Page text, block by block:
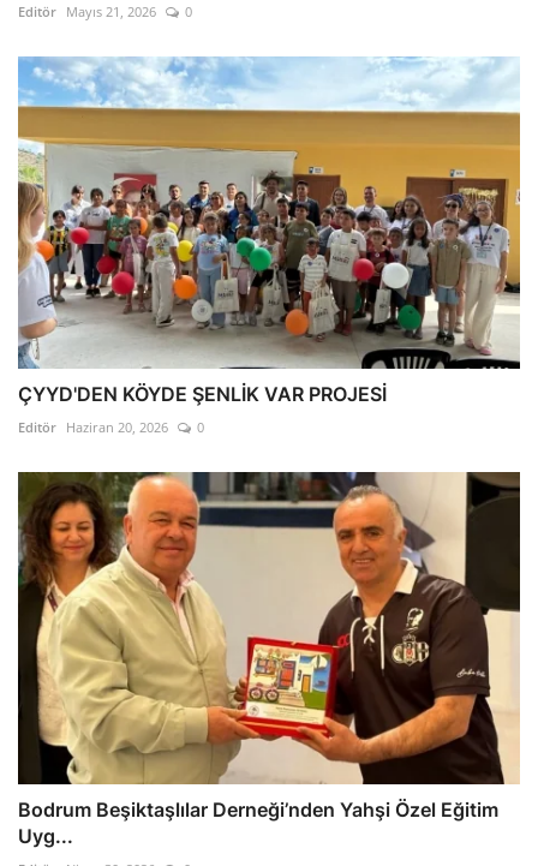
Editör Mayıs 21, 2026 0
ÇYYD'DEN KÖYDE ŞENLİK VAR PROJESİ
Editör Haziran 20, 2026 0
Bodrum Beşiktaşlılar Derneği’nden Yahşi Özel Eğitim
Uyg...